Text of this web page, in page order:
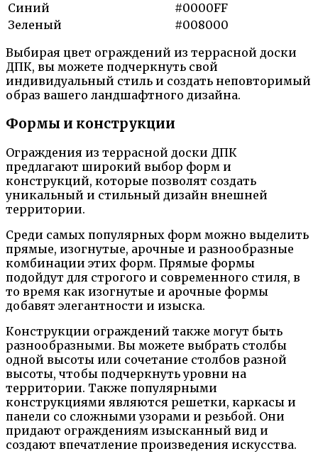
Синий
#0000FF
Зеленый
#008000
Выбирая цвет ограждений из террасной доски
ДПК, вы можете подчеркнуть свой
индивидуальный стиль и создать неповторимый
образ вашего ландшафтного дизайна.
Формы и конструкции
Ограждения из террасной доски ДПК
предлагают широкий выбор форм и
конструкций, которые позволят создать
уникальный и стильный дизайн внешней
территории.
Среди самых популярных форм можно выделить
прямые, изогнутые, арочные и разнообразные
комбинации этих форм. Прямые формы
подойдут для строгого и современного стиля, в
то время как изогнутые и арочные формы
добавят элегантности и изыска.
Конструкции ограждений также могут быть
разнообразными. Вы можете выбрать столбы
одной высоты или сочетание столбов разной
высоты, чтобы подчеркнуть уровни на
территории. Также популярными
конструкциями являются решетки, каркасы и
панели со сложными узорами и резьбой. Они
придают ограждениям изысканный вид и
создают впечатление произведения искусства.